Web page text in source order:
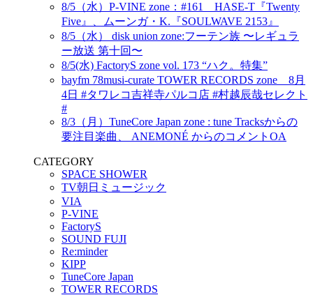
8/5（水）P-VINE zone：#161 HASE-T『Twenty
Five』、ムーンガ・K.『SOULWAVE 2153』
8/5（水） disk union zone:フーテン族 〜レギュラ
ー放送 第十回〜
8/5(水) FactoryS zone vol. 173 “ハク。特集”
bayfm 78musi-curate TOWER RECORDS zone 8月
4日 #タワレコ吉祥寺パルコ店 #村越辰哉セレクト
#
8/3（月）TuneCore Japan zone : tune Tracksからの
要注目楽曲、 ANEMONÉ からのコメントOA
CATEGORY
SPACE SHOWER
TV朝日ミュージック
VIA
P-VINE
FactoryS
SOUND FUJI
Re:minder
KIPP
TuneCore Japan
TOWER RECORDS